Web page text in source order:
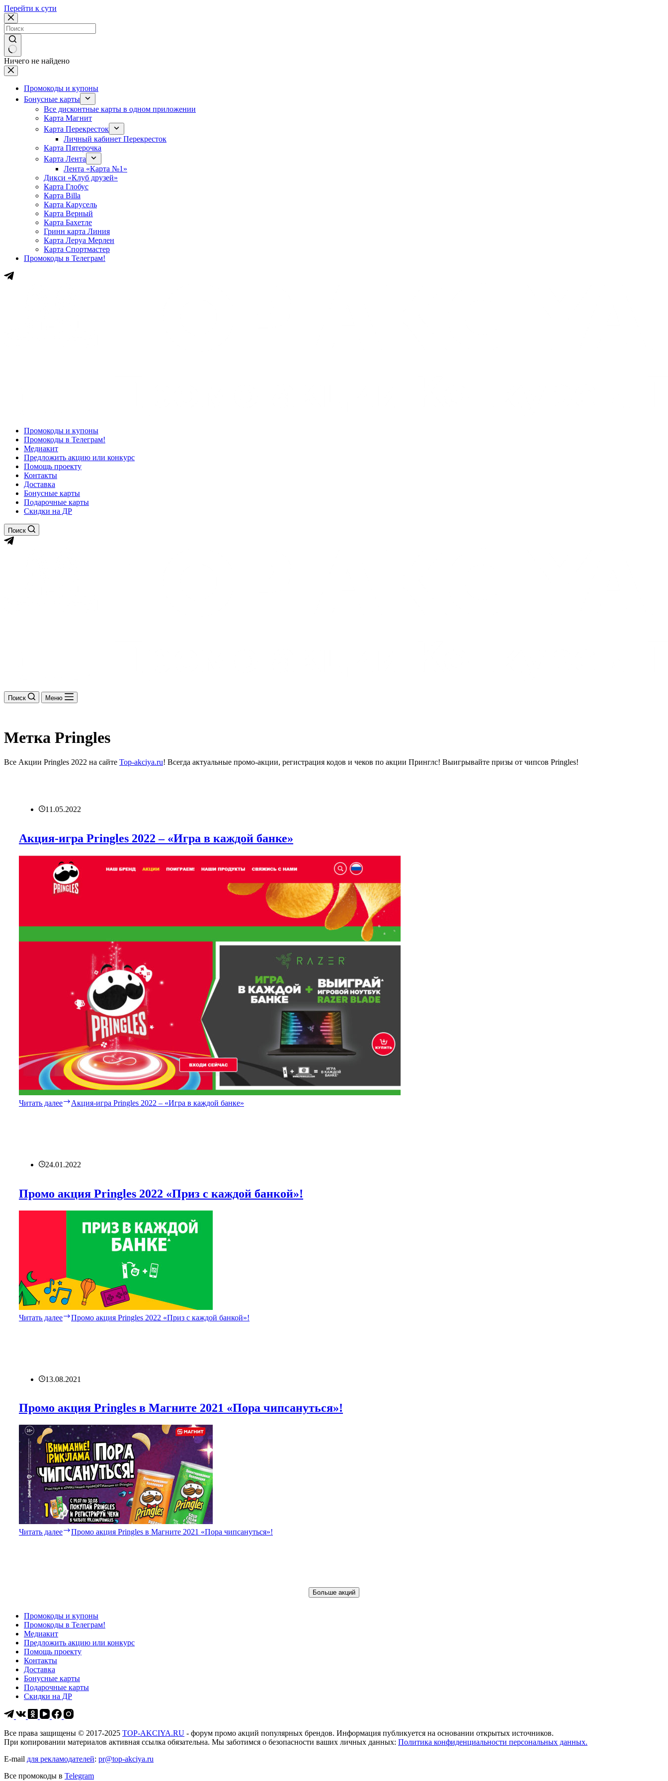
Перейти к сути
Ничего не найдено
Промокоды и купоны
Бонусные карты
Все дисконтные карты в одном приложении
Карта Магнит
Карта Перекресток
Личный кабинет Перекресток
Карта Пятерочка
Карта Лента
Лента «Карта №1»
Дикси «Клуб друзей»
Карта Глобус
Карта Billa
Карта Карусель
Карта Верный
Карта Бахетле
Гринн карта Линия
Карта Леруа Мерлен
Карта Спортмастер
Промокоды в Телеграм!
Промокоды и купоны
Промокоды в Телеграм!
Медиакит
Предложить акцию или конкурс
Помощь проекту
Контакты
Доставка
Бонусные карты
Подарочные карты
Скидки на ДР
Поиск
Поиск Меню
Метка Pringles
Все Акции Pringles 2022 на сайте Top-akciya.ru! Всегда актуальные промо-акции, регистрация кодов и чеков по акции Принглс! Выигрывайте призы от чипсов Pringles!
11.05.2022
Акция-игра Pringles 2022 – «Игра в каждой банке»
Читать далее Акция-игра Pringles 2022 – «Игра в каждой банке»
24.01.2022
Промо акция Pringles 2022 «Приз с каждой банкой»!
Читать далее Промо акция Pringles 2022 «Приз с каждой банкой»!
13.08.2021
Промо акция Pringles в Магните 2021 «Пора чипсануться»!
Читать далее Промо акция Pringles в Магните 2021 «Пора чипсануться»!
Больше акций
Промокоды и купоны
Промокоды в Телеграм!
Медиакит
Предложить акцию или конкурс
Помощь проекту
Контакты
Доставка
Бонусные карты
Подарочные карты
Скидки на ДР
Все права защищены © 2017-2025 TOP-AKCIYA.RU - форум промо акций популярных брендов. Информация публикуется на основании открытых источников.
При копировании материалов активная ссылка обязательна. Мы заботимся о безопасности ваших личных данных: Политика конфиденциальности персональных данных.
E-mail для рекламодателей: pr@top-akciya.ru
Все промокоды в Telegram